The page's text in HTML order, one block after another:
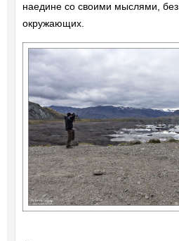
наедине со своими мыслями, без
окружающих.